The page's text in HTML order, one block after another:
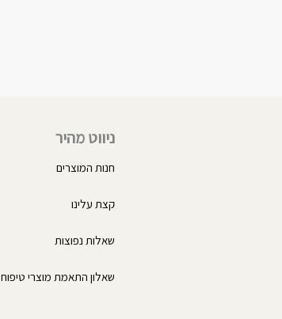
ניווט מהיר
חנות המוצרים
קצת עלינו
שאלות נפוצות
שאלון התאמת מוצרי טיפוח